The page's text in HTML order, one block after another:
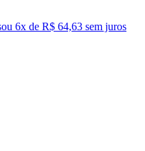
ou 6x de R$ 64,63 sem juros